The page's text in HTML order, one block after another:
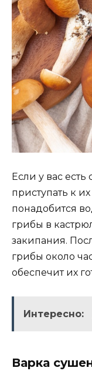
Если у вас
приступать к
понадобится
грибы в
закипания.
грибы около
обеспечит их
Интересно:
Варка